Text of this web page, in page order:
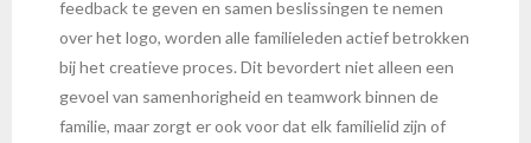
feedback te geven en samen beslissingen te nemen
over het logo, worden alle familieleden actief betrokken
bij het creatieve proces. Dit bevordert niet alleen een
gevoel van samenhorigheid en teamwork binnen de
familie, maar zorgt er ook voor dat elk familielid zijn of